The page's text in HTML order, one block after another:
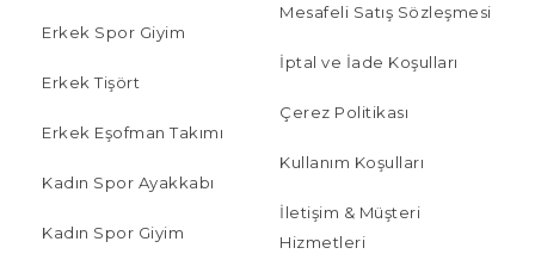
Erkek Spor Giyim
Erkek Tişört
Erkek Eşofman Takımı
Kadın Spor Ayakkabı
Kadın Spor Giyim
Mesafeli Satış Sözleşmesi
İptal ve İade Koşulları
Çerez Politikası
Kullanım Koşulları
İletişim & Müşteri
Hizmetleri